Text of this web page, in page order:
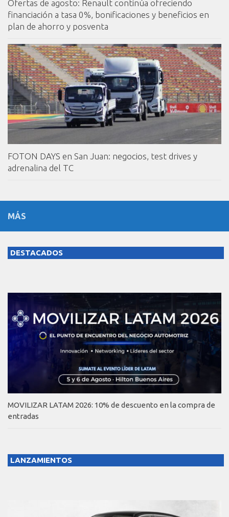
Ofertas de agosto: Renault continúa ofreciendo
financiación a tasa 0%, bonificaciones y beneficios en
plan de ahorro y posventa
FOTON DAYS en San Juan: negocios, test drives y
adrenalina del TC
MÁS
DESTACADOS
MOVILIZAR LATAM 2026: 10% de descuento en la compra de
entradas
LANZAMIENTOS